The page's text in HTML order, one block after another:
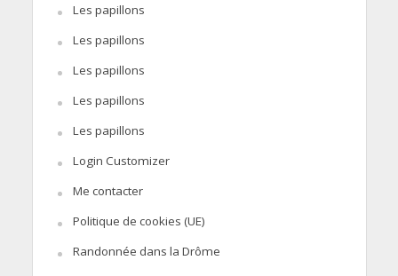
Les papillons
Les papillons
Les papillons
Les papillons
Les papillons
Login Customizer
Me contacter
Politique de cookies (UE)
Randonnée dans la Drôme